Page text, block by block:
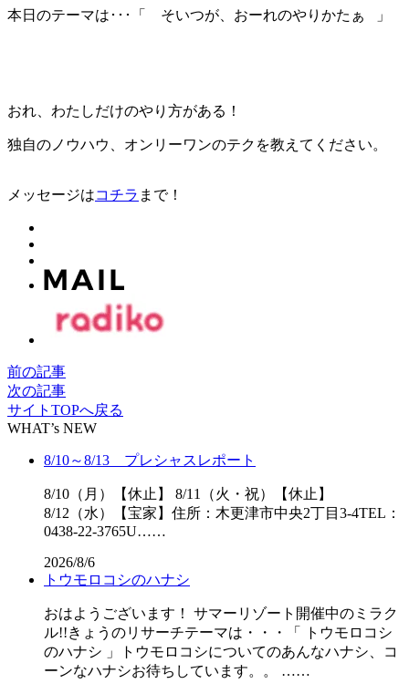
本日のテーマは･･･「 そいつが、おーれのやりかたぁ 」
おれ、わたしだけのやり方がある！
独自のノウハウ、オンリーワンのテクを教えてください。
メッセージはコチラ まで！
前の記事
次の記事
サイトTOPへ戻る
WHAT’s NEW
8/10～8/13 プレシャスレポート
8/10（月）【休止】 8/11（火・祝）【休止】
8/12（水）【宝家】住所：木更津市中央2丁目3-4TEL：
0438-22-3765U……
2026/8/6
トウモロコシのハナシ
おはようございます！ サマーリゾート開催中のミラク
ル!!きょうのリサーチテーマは・・・「 トウモロコシ
のハナシ 」トウモロコシについてのあんなハナシ、コ
ーンなハナシお待ちしています。。 ……